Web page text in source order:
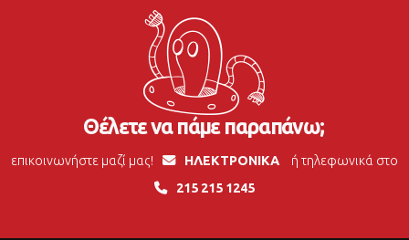
Θέλετε να πάμε παραπάνω;
επικοινωνήστε μαζί μας! ΗΛΕΚΤΡΟΝΙΚΑ
ή τηλεφωνικά στο
215 215 1245